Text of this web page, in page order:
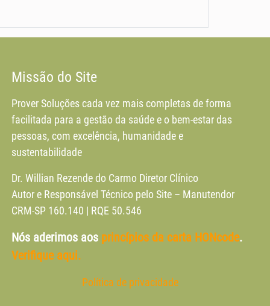
Missão do Site
Prover Soluções cada vez mais completas de forma
facilitada para a gestão da saúde e o bem-estar das
pessoas, com excelência, humanidade e
sustentabilidade
Dr. Willian Rezende do Carmo Diretor Clínico
Autor e Responsável Técnico pelo Site – Manutendor
CRM-SP 160.140 | RQE 50.546
Nós aderimos aos princípios da carta HONcode.
Verifique aqui.
Política de privacidade